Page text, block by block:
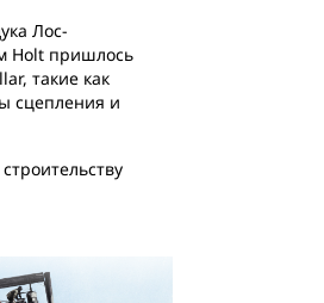
Лос-
Holt пришлось
такие как
сцепления и